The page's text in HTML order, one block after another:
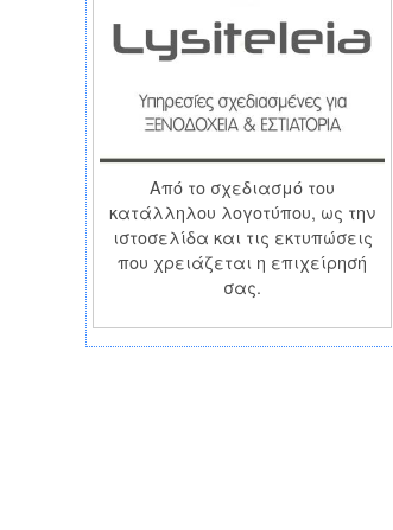
Από το σχεδιασμό του
κατάλληλου λογοτύπου, ως την
ιστοσελίδα και τις εκτυπώσεις
που χρειάζεται η επιχείρησή
σας.